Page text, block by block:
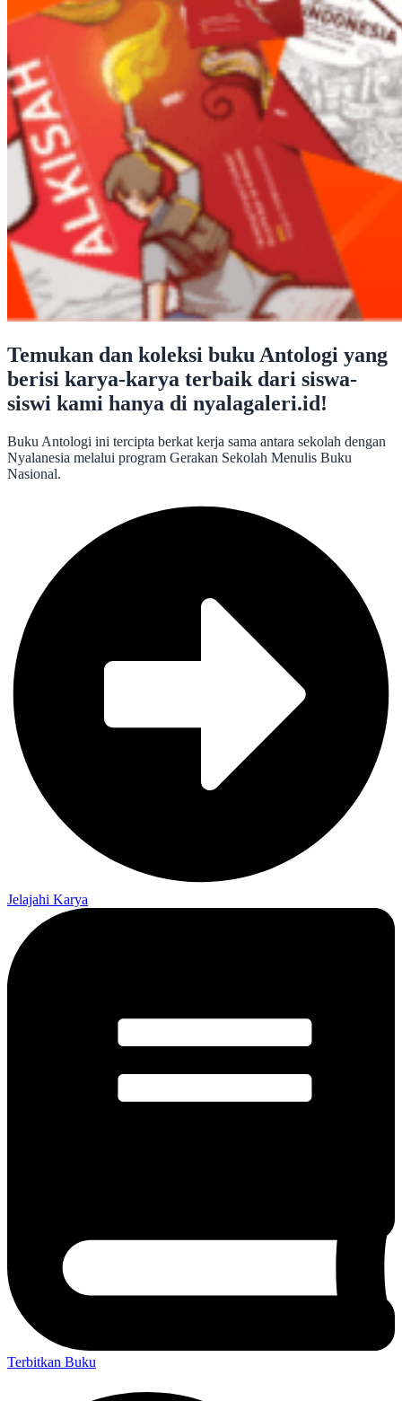
Temukan dan koleksi buku Antologi yang
berisi karya-karya terbaik dari siswa-
siswi kami hanya di nyalagaleri.id!
Buku Antologi ini tercipta berkat kerja sama antara sekolah dengan
Nyalanesia melalui program Gerakan Sekolah Menulis Buku
Nasional.
Jelajahi Karya
Terbitkan Buku